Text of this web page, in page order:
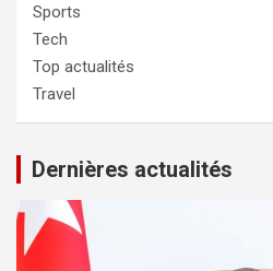
Sports
Tech
Top actualités
Travel
Dernières actualités